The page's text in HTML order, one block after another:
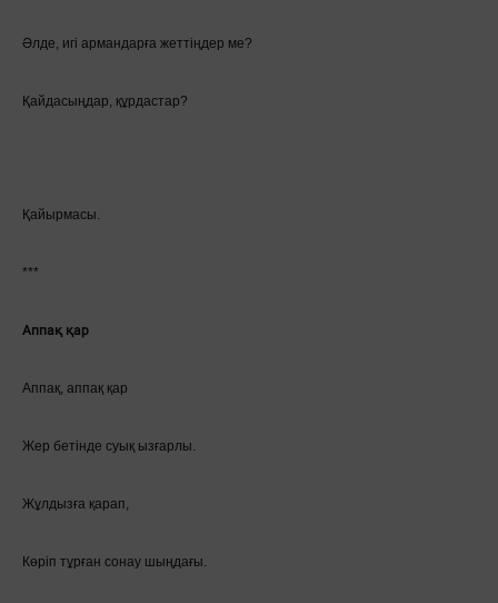
Әлде, игі армандарға жеттіңдер ме?
Қайдасыңдар, құрдастар?
Қайырмасы.
***
Аппақ қар
Аппақ, аппақ қар
Жер бетінде суық ызғарлы.
Жұлдызға қарап,
Көріп тұрған сонау шыңдағы.